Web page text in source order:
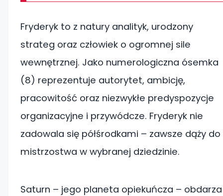
Fryderyk to z natury analityk, urodzony
strateg oraz człowiek o ogromnej sile
wewnętrznej. Jako numerologiczna ósemka
(8) reprezentuje autorytet, ambicję,
pracowitość oraz niezwykłe predyspozycje
organizacyjne i przywódcze. Fryderyk nie
zadowala się półśrodkami – zawsze dąży do
mistrzostwa w wybranej dziedzinie.
Saturn – jego planeta opiekuńcza – obdarza